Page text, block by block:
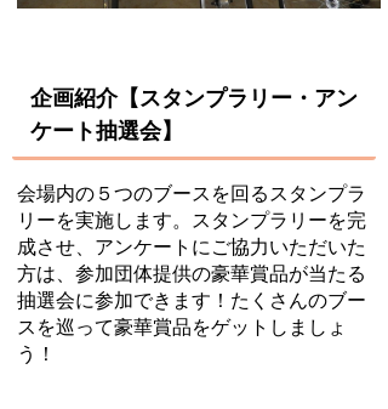
企画紹介【スタンプラリー・アン
ケート抽選会】
会場内の５つのブースを回るスタンプラ
リーを実施します。スタンプラリーを完
成させ、アンケートにご協力いただいた
方は、参加団体提供の豪華賞品が当たる
抽選会に参加できます！たくさんのブー
スを巡って豪華賞品をゲットしましょ
う！